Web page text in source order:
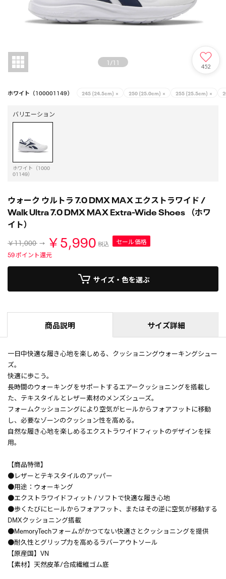
1/11 452
ホワイト（100001149） 245 (24.5cm) × 250 (25.0cm) × 255 (25.5cm) ×
バリエーション
ホワイト（1000
01149）
ウォーク ウルトラ 7.0 DMX MAX エクストラワイド /
Walk Ultra 7.0 DMX MAX Extra-Wide Shoes （ホワ
イト）
￥11,000 ￥5,990 税込
セール価格
59ポイント還元
サイズ・色を選ぶ
商品説明 サイズ詳細
一日中快適な履き心地を楽しめる、クッショニングウォーキングシュー
ズ。
快適に歩こう。
長時間のウォーキングをサポートするエアークッショニングを搭載し
た、テキスタイルとレザー素材のメンズシューズ。
フォームクッショニングにより空気がヒールからフォアフットに移動
し、必要なゾーンのクッション性を高める。
自然な履き心地を楽しめるエクストラワイドフィットのデザインを採
用。
【商品特徴】
●レザーとテキスタイルのアッパー
●用途：ウォーキング
●エクストラワイドフィット / ソフトで快適な履き心地
●歩くたびにヒールからフォアフット、またはその逆に空気が移動する
DMXクッショニング搭載
●MemoryTechフォームがかつてない快適さとクッショニングを提供
●耐久性とグリップ力を高めるラバーアウトソール
【原産国】VN
【素材】天然皮革/合成繊維ゴム底